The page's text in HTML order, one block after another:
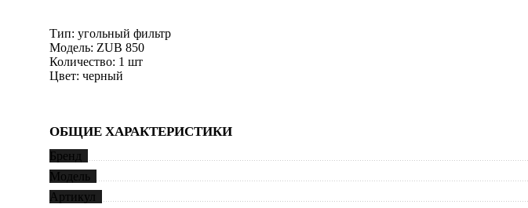
Тип: угольный фильтр
Модель: ZUB 850
Количество: 1 шт
Цвет: черный
ОБЩИЕ ХАРАКТЕРИСТИКИ
Бренд
Модель
Артикул